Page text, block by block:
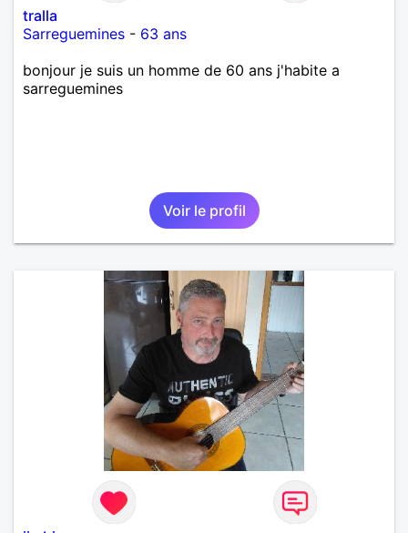
tralla
Sarreguemines - 63 ans
bonjour je suis un homme de 60 ans j'habite a
sarreguemines
Voir le profil